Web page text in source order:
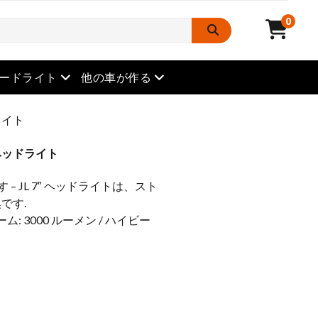
0
ドライト メニューを開きます
他の車が作る メニューを開きます
ト
ドライト
– JL 7″ ヘッドライトは、スト
す.
ム: 3000 ルーメン / ハイビー